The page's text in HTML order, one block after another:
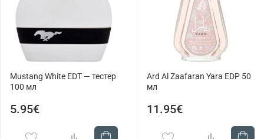
Mustang White EDT — тестер
100 мл
5.95€
Ard Al Zaafaran Yara EDP 50
мл
11.95€